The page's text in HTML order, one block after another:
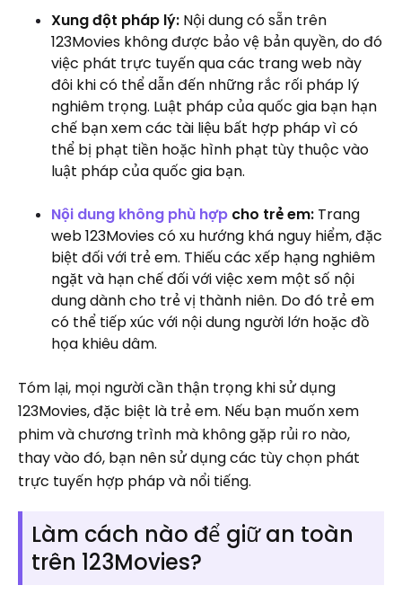
Xung đột pháp lý: Nội dung có sẵn trên
123Movies không được bảo vệ bản quyền, do đó
việc phát trực tuyến qua các trang web này
đôi khi có thể dẫn đến những rắc rối pháp lý
nghiêm trọng. Luật pháp của quốc gia bạn hạn
chế bạn xem các tài liệu bất hợp pháp vì có
thể bị phạt tiền hoặc hình phạt tùy thuộc vào
luật pháp của quốc gia bạn.
Nội dung không phù hợp cho trẻ em: Trang
web 123Movies có xu hướng khá nguy hiểm, đặc
biệt đối với trẻ em. Thiếu các xếp hạng nghiêm
ngặt và hạn chế đối với việc xem một số nội
dung dành cho trẻ vị thành niên. Do đó trẻ em
có thể tiếp xúc với nội dung người lớn hoặc đồ
họa khiêu dâm.
Tóm lại, mọi người cần thận trọng khi sử dụng
123Movies, đặc biệt là trẻ em. Nếu bạn muốn xem
phim và chương trình mà không gặp rủi ro nào,
thay vào đó, bạn nên sử dụng các tùy chọn phát
trực tuyến hợp pháp và nổi tiếng.
Làm cách nào để giữ an toàn
trên 123Movies?